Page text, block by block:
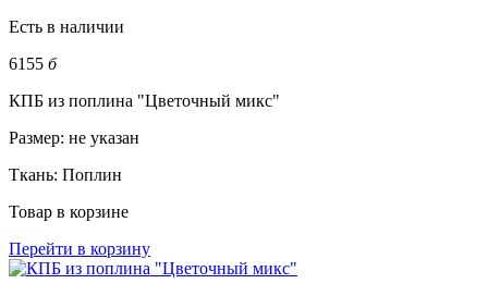
Есть в наличии
6155 б
КПБ из поплина "Цветочный микс"
Размер: не указан
Ткань: Поплин
Товар в корзине
Перейти в корзину